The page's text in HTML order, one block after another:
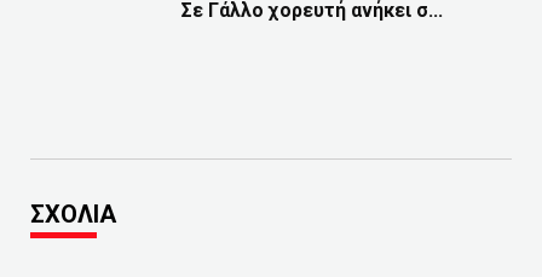
Σε Γάλλο χορευτή ανήκει σ...
ΣΧΟΛΙΑ